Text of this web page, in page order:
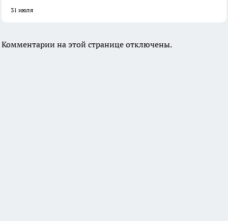
31 июля
Комментарии на этой странице отключены.